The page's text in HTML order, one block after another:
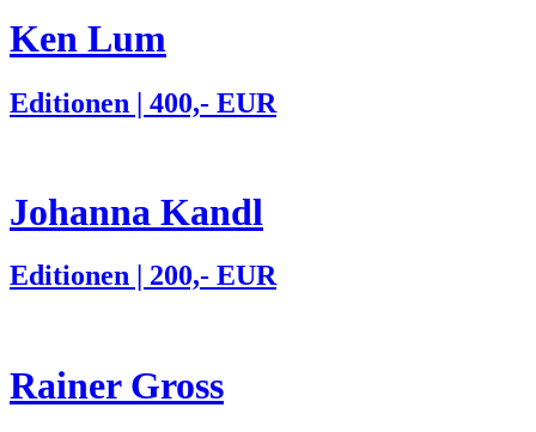
Ken Lum
Editionen | 400,- EUR
Johanna Kandl
Editionen | 200,- EUR
Rainer Gross